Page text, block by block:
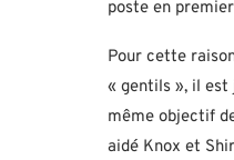
poste en
Pour cette
« gentils », il est
même objectif
aidé Knox et